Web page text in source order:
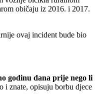
običaju iz 2016. i 2017.
ovaj incident bude bio
godinu dana prije nego li
i znate, opisuju borbu djece